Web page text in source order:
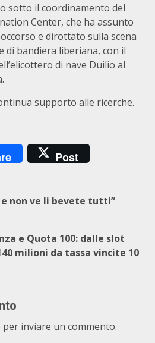
sotto il coordinamento del
Center, che ha assunto
e dirottato sulla scena
di bandiera liberiana, con il
di nave Duilio al
supporto alle ricerche.
Post
non ve li bevete tutti”
e Quota 100: dalle slot
milioni da tassa vincite 10
per inviare un commento.